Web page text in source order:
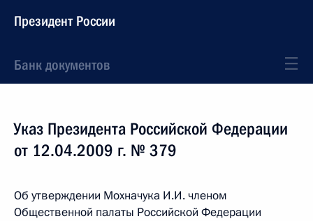
Президент России
Банк документов
Указ Президента Российской Федерации
от 12.04.2009 г. № 379
Об утверждении Мохначука И.И. членом
Общественной палаты Российской Федерации